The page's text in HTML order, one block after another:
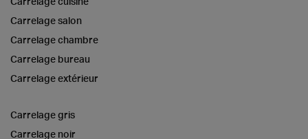
Carrelage salon
Carrelage chambre
Carrelage bureau
Carrelage extérieur
Carrelage gris
Carrelage noir